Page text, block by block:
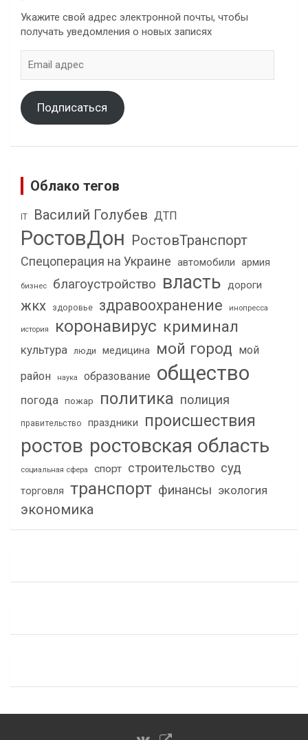
Укажите свой адрес электронной почты, чтобы
получать уведомления о новых записях
адрес
Подписаться
Облако тегов
IT Василий Голубев ДТП
РостовДон РостовТранспорт
Спецоперация на Украине автомобили армия
бизнес благоустройство власть дороги
жкх здоровье здравоохранение инопресса
история коронавирус криминал
культура люди медицина мой город мой
район
наука образование общество
погода пожар политика полиция
правительство праздники происшествия
ростов ростовская область
социальная сфера спорт строительство суд
торговля транспорт финансы экология
экономика